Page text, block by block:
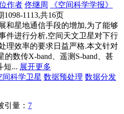
作者 佟继周
《空间科学学报》
1098-1113,共16页
和星地通信手段的增加,为了能够
件进行分析,空间天文卫星对下行
理效率的要求日益严格.本文针对
的数传X-band、遥测S-band、甚
短... 展开更多
间科学卫星 数据预处理 数据分发
引量： 7